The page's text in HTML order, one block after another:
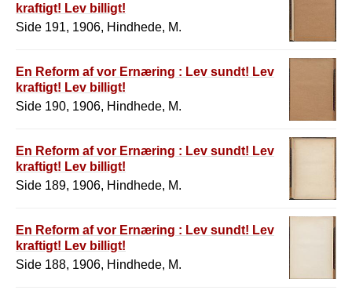
kraftigt! Lev billigt!
Side 191, 1906, Hindhede, M.
En Reform af vor Ernæring : Lev sundt! Lev
kraftigt! Lev billigt!
Side 190, 1906, Hindhede, M.
En Reform af vor Ernæring : Lev sundt! Lev
kraftigt! Lev billigt!
Side 189, 1906, Hindhede, M.
En Reform af vor Ernæring : Lev sundt! Lev
kraftigt! Lev billigt!
Side 188, 1906, Hindhede, M.